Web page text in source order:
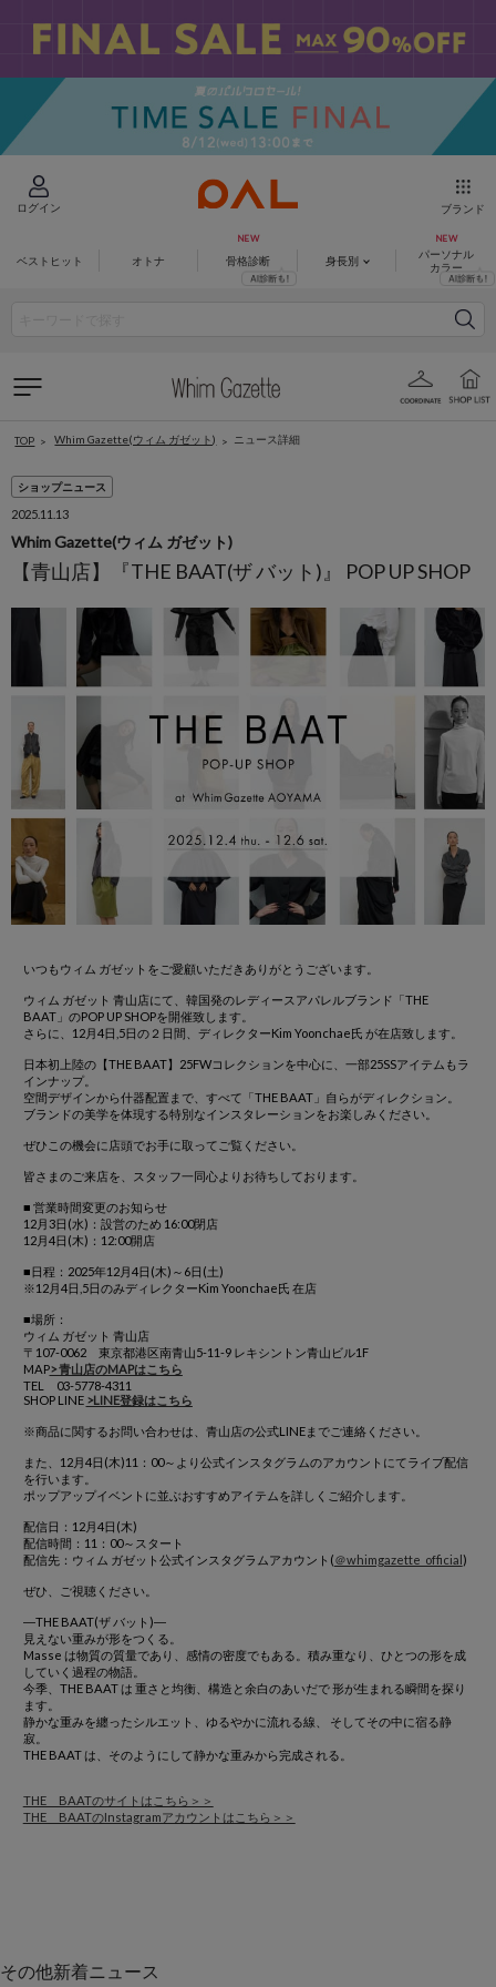
ログイン ブランド
ベストヒット オトナ 骨格診断 身長別
パーソナル
カラー
TOP Whim Gazette(ウィム ガゼット) ニュース詳細
ショップニュース
2025.11.13
Whim Gazette(ウィム ガゼット)
【青山店】『THE BAAT(ザ バット)』 POP UP SHOP
いつもウィム ガゼットをご愛顧いただきありがとうございます。
ウィム ガゼット 青山店にて、韓国発のレディースアパレルブランド「THE
BAAT」のPOP UP SHOPを開催致します。
さらに、12月4日,5日の２日間、ディレクターKim Yoonchae氏 が在店致します。
日本初上陸の【THE BAAT】25FWコレクションを中心に、一部25SSアイテムもラ
インナップ。
空間デザインから什器配置まで、すべて「THE BAAT」自らがディレクション。
ブランドの美学を体現する特別なインスタレーションをお楽しみください。
ぜひこの機会に店頭でお手に取ってご覧ください。
皆さまのご来店を、スタッフ一同心よりお待ちしております。
■ 営業時間変更のお知らせ
12月3日(水)：設営のため 16:00閉店
12月4日(木)：12:00開店
■日程：2025年12月4日(木)～6日(土)
※12月4日,5日のみディレクターKim Yoonchae氏 在店
■場所：
ウィム ガゼット 青山店
〒107-0062 東京都港区南青山5-11-9 レキシントン青山ビル1F
MAP> 青山店のMAPはこちら
TEL 03-5778-4311
SHOP LINE >LINE登録はこちら
※商品に関するお問い合わせは、青山店の公式LINEまでご連絡ください。
また、12月4日(木)11：00～より公式インスタグラムのアカウントにてライブ配信
を行います。
ポップアップイベントに並ぶおすすめアイテムを詳しくご紹介します。
配信日：12月4日(木)
配信時間：11：00～スタート
配信先：ウィム ガゼット公式インスタグラムアカウント(＠whimgazette_official)
ぜひ、ご視聴ください。
―THE BAAT(ザ バット)―
見えない重みが形をつくる。
Masse は物質の質量であり、感情の密度でもある。積み重なり、ひとつの形を成
していく過程の物語。
今季、THE BAAT は 重さと均衡、構造と余白のあいだで 形が生まれる瞬間を探り
ます。
静かな重みを纏ったシルエット、ゆるやかに流れる線、 そしてその中に宿る静
寂。
THE BAAT は、そのようにして静かな重みから完成される。
THE BAATのサイトはこちら＞＞
THE BAATのInstagramアカウントはこちら＞＞